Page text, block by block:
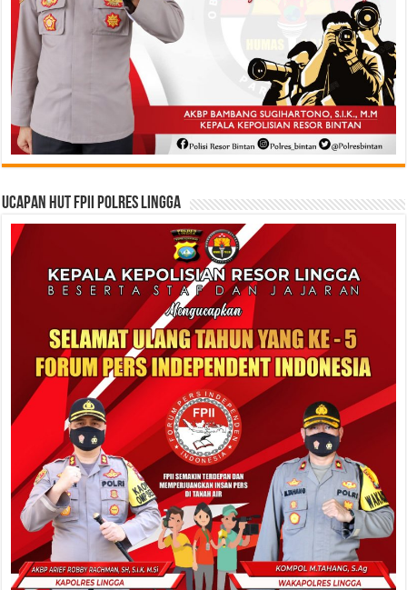
Ucapan HUT FPII Polres Lingga